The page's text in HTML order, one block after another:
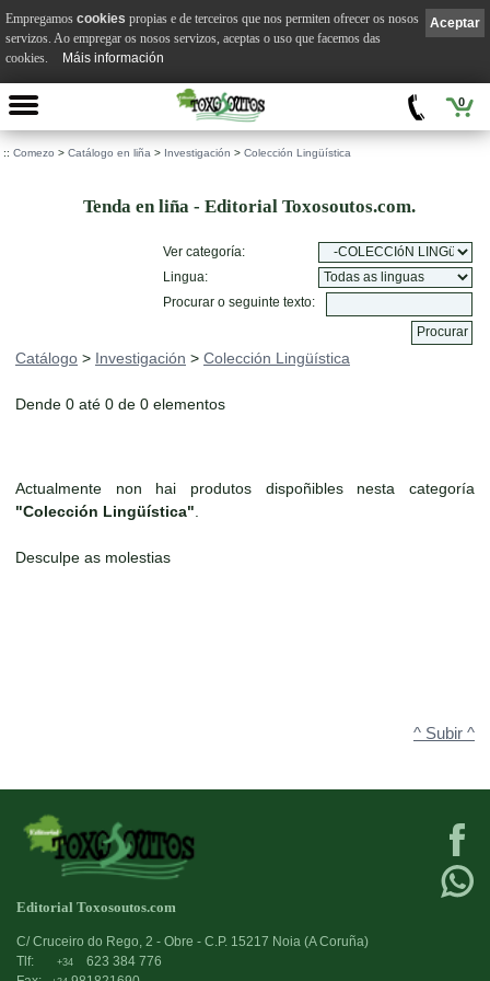
0
:: Comezo > Catálogo en liña > Investigación > Colección Lingüística
Tenda en liña - Editorial Toxosoutos.com.
Ver categoría:
Lingua:
Procurar o seguinte texto:
Catálogo > Investigación > Colección Lingüística
Dende 0 até 0 de 0 elementos
Actualmente non hai produtos dispoñibles nesta categoría
"Colección Lingüística"
Desculpe as molestias
^ Subir ^
Editorial Toxosoutos.com
C/ Cruceiro do Rego, 2 - Obre - C.P. 15217 Noia (A Coruña)
Tlf:
+34
623 384 776
Aceptar
Empregamos cookies propias e de terceiros que nos permiten ofrecer os nosos
servizos. Ao empregar os nosos servizos, aceptas o uso que facemos das
cookies.
Máis información